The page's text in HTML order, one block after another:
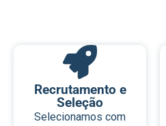
Recrutamento e
Seleção
Selecionamos com